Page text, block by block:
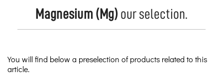
Magnesium (Mg)our selection.
You will find below a preselection of products related to this
article.